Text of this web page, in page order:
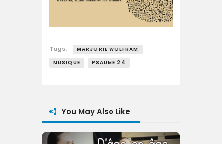
Tags:
MARJORIE WOLFRAM
MUSIQUE
PSAUME 24
You May Also Like